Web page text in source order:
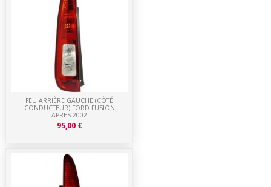
FEU ARRIÈRE GAUCHE (CÔTÉ
CONDUCTEUR) FORD FUSION
APRES 2002
95,00 €